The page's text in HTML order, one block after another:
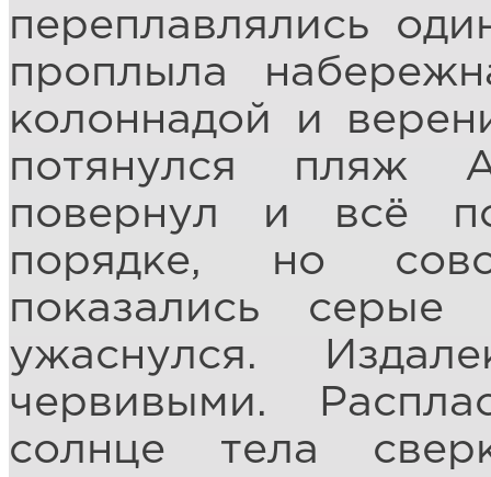
переплавлялись
проплыла
колоннадой и
потянулся пляж
повернул и всё
порядке, но
показались
ужаснулся.
червивыми.
солнце тела